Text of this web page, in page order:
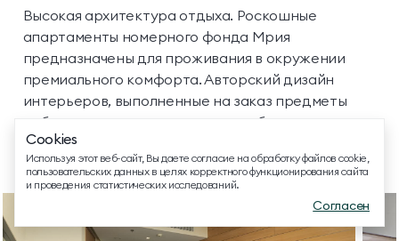
ДОПОЛНИТЕЛЬНЫЙ ТЕЛЕФОН ДЛЯ СВЯЗИ
+74991107964
МЕССЕНДЖЕРЫ И СОЦ. СЕТИ
EMAIL ДЛЯ ВОПРОСОВ И ПОЖЕЛАНИЙ
info@mriyaresort.com
Высокая архитектура отдыха. Роскошные
апартаменты номерного фонда Мрия
предназначены для проживания в окружении
премиального комфорта. Авторский дизайн
интерьеров, выполненные на заказ предметы
мебели и декора подчеркнут особенную
атмосферу вашего отдыха. Идеально для отпуска
с семьей на выходные.
Cookies
Используя этот веб-сайт, Вы даете согласие на обработку файлов cookie,
пользовательских данных в целях корректного функционирования сайта
и проведения статистических исследований.
Согласен